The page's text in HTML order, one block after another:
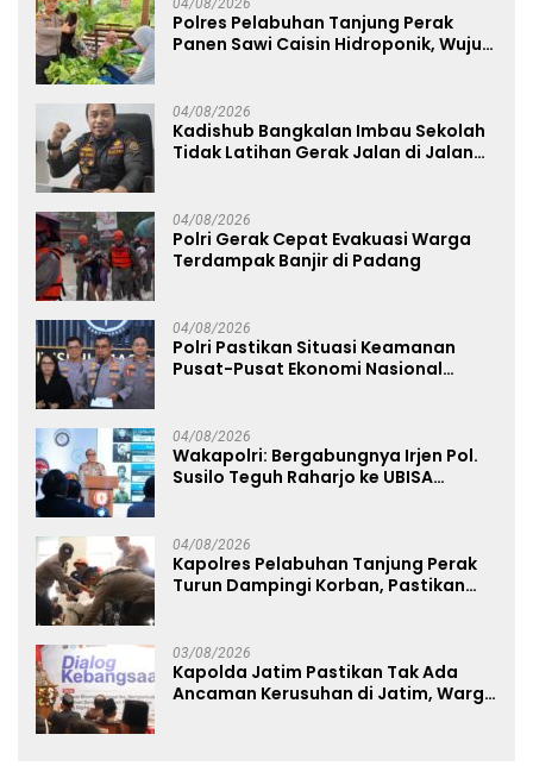
04/08/2026
Polres Pelabuhan Tanjung Perak
Panen Sawi Caisin Hidroponik, Wujud
04/08/2026
Kadishub Bangkalan Imbau Sekolah
Tidak Latihan Gerak Jalan di Jalan
04/08/2026
Polri Gerak Cepat Evakuasi Warga
Terdampak Banjir di Padang
04/08/2026
Polri Pastikan Situasi Keamanan
Pusat-Pusat Ekonomi Nasional
04/08/2026
Wakapolri: Bergabungnya Irjen Pol.
Susilo Teguh Raharjo ke UBISA
04/08/2026
Kapolres Pelabuhan Tanjung Perak
Turun Dampingi Korban, Pastikan
03/08/2026
Kapolda Jatim Pastikan Tak Ada
Ancaman Kerusuhan di Jatim, Warga